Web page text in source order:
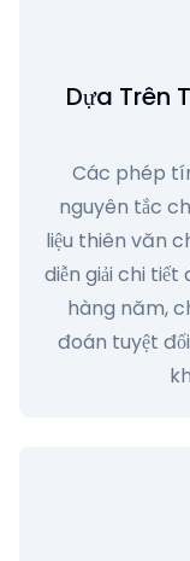
Dựa Trên
Các phép
nguyên tắc
liệu thiên văn
diễn giải chi
hàng năm,
đoán tuyệt